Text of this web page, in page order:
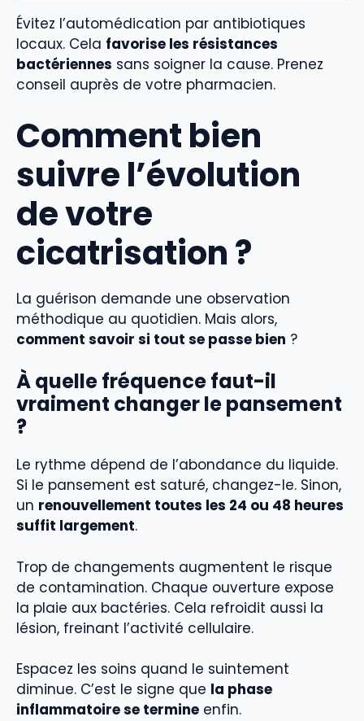
Évitez l’automédication par antibiotiques
locaux. Cela favorise les résistances
bactériennes sans soigner la cause. Prenez
conseil auprès de votre pharmacien.
Comment bien
suivre l’évolution
de votre
cicatrisation ?
La guérison demande une observation
méthodique au quotidien. Mais alors,
comment savoir si tout se passe bien ?
À quelle fréquence faut-il
vraiment changer le pansement
?
Le rythme dépend de l’abondance du liquide.
Si le pansement est saturé, changez-le. Sinon,
un renouvellement toutes les 24 ou 48 heures
suffit largement.
Trop de changements augmentent le risque
de contamination. Chaque ouverture expose
la plaie aux bactéries. Cela refroidit aussi la
lésion, freinant l’activité cellulaire.
Espacez les soins quand le suintement
diminue. C’est le signe que la phase
inflammatoire se termine enfin.